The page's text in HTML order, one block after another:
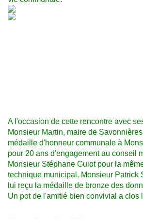
A l'occasion de cette rencontre avec
Monsieur Martin, maire de
médaille d'honneur communale à
pour 20 ans d'engagement au conseil
Monsieur Stéphane Guiot pour la
technique municipal. Monsieur Patrick
lui reçu la médaille de bronze des
Un pot de l'amitié bien convivial a clos